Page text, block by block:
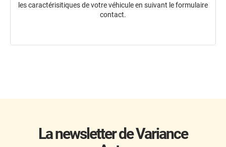
les caractérisitiques de votre véhicule en suivant leformulaire
contact.
La newsletter de Variance